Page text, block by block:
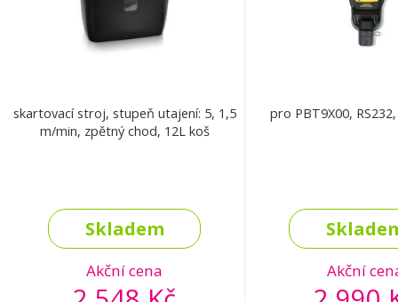
skartovací stroj, stupeň utajení: 5, 1,5
m/min, zpětný chod, 12L koš
Skladem
Akční cena
pro PBT9X00,
Akční